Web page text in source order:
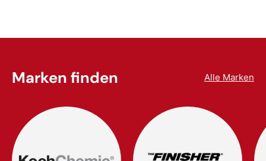
Marken finden Alle Marken